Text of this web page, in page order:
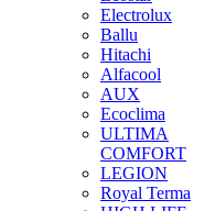
Electrolux
Ballu
Hitachi
Alfacool
AUX
Ecoclima
ULTIMA
COMFORT
LEGION
Royal Terma